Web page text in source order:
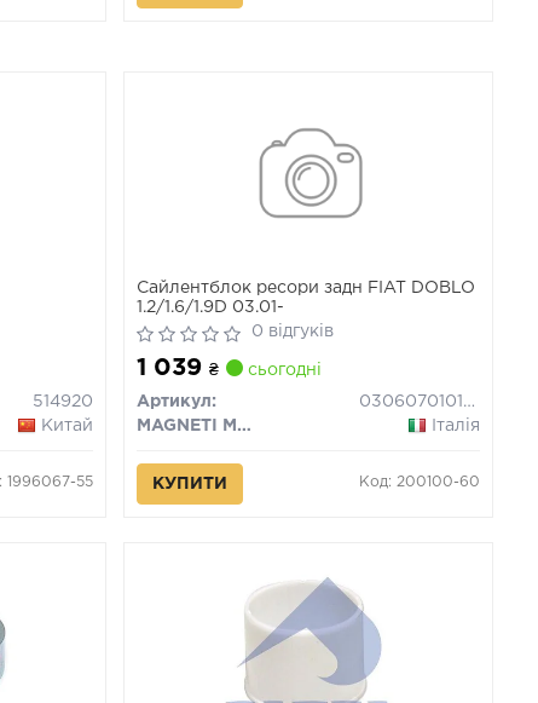
514920
Китай
1996067-55
Сайлентблок ресори задн FIAT DOBLO
1.2/1.6/1.9D 03.01-
0 відгуків
1 039₴ сьогодні
Артикул:
030607010149
MAGNETI MARELLI
Італія
КУПИТИ Код: 200100-60